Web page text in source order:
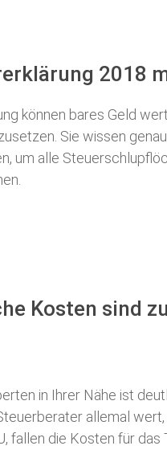
2018
können bares Geld
Sie wissen
um alle
Kosten sind
in Ihrer Nähe ist
allemal
fallen die Kosten für